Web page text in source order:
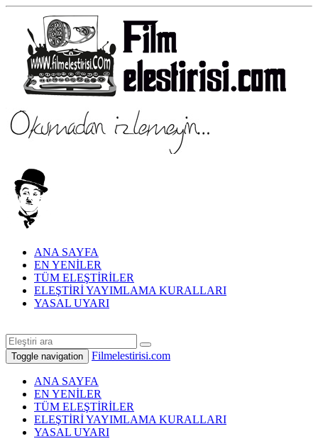
ANA SAYFA
EN YENİLER
TÜM ELEŞTİRİLER
ELEŞTİRİ YAYIMLAMA KURALLARI
YASAL UYARI
Toggle navigation Filmelestirisi.com
ANA SAYFA
EN YENİLER
TÜM ELEŞTİRİLER
ELEŞTİRİ YAYIMLAMA KURALLARI
YASAL UYARI